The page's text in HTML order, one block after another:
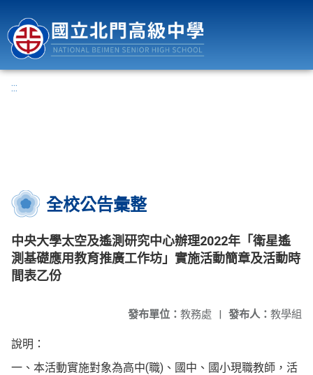
:::
全校公告彙整
中央大學太空及遙測研究中心辦理2022年「衛星遙
測基礎應用教育推廣工作坊」實施活動簡章及活動時
間表乙份
發布人： 教學組
發布單位： 教務處 |
說明：
一、本活動實施對象為高中(職)、國中、國小現職教師，活